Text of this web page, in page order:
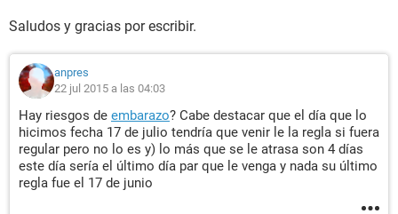
Saludos y gracias por escribir.
anpres
22 jul 2015 a las 04:03
Hay riesgos de embarazo? Cabe destacar que el día que lo
hicimos fecha 17 de julio tendría que venir le la regla si fuera
regular pero no lo es y) lo más que se le atrasa son 4 días
este día sería el último día par que le venga y nada su último
regla fue el 17 de junio